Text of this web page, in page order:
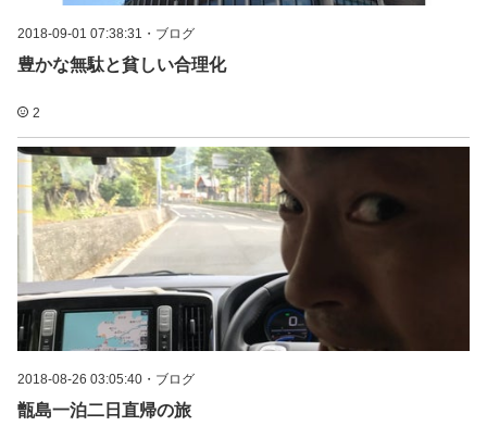
2018-09-01 07:38:31 ・ ブログ
豊かな無駄と貧しい合理化
2
2018-08-26 03:05:40 ・ ブログ
甑島一泊二日直帰の旅